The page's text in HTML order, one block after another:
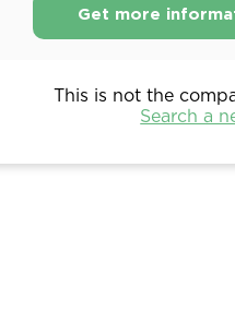
Get more
This is not the
Search a